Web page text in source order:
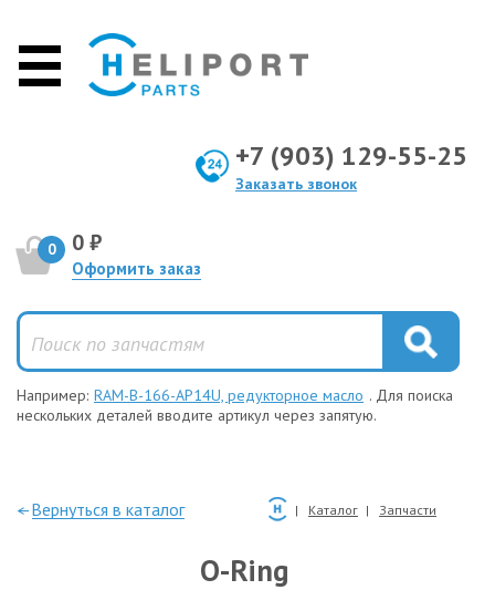
+7 (903) 129-55-25
Заказать звонок
0 0 ₽
Оформить заказ
Например: RAM-B-166-AP14U, редукторное масло . Для поиска
нескольких деталей вводите артикул через запятую.
—Вернуться в каталог Каталог Запчасти
O-Ring